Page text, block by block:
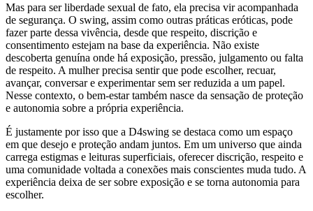
Mas para ser liberdade sexual de fato, ela precisa vir acompanhada
de segurança. O swing, assim como outras práticas eróticas, pode
fazer parte dessa vivência, desde que respeito, discrição e
consentimento estejam na base da experiência. Não existe
descoberta genuína onde há exposição, pressão, julgamento ou falta
de respeito. A mulher precisa sentir que pode escolher, recuar,
avançar, conversar e experimentar sem ser reduzida a um papel.
Nesse contexto, o bem-estar também nasce da sensação de proteção
e autonomia sobre a própria experiência.
É justamente por isso que a D4swing se destaca como um espaço
em que desejo e proteção andam juntos. Em um universo que ainda
carrega estigmas e leituras superficiais, oferecer discrição, respeito e
uma comunidade voltada a conexões mais conscientes muda tudo. A
experiência deixa de ser sobre exposição e se torna autonomia para
escolher.